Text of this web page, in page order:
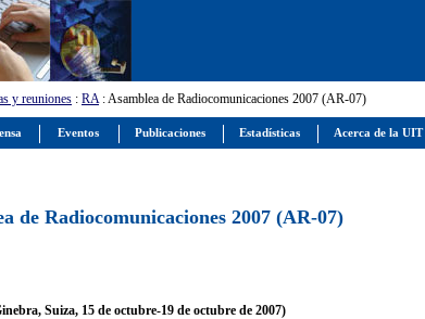
y reuniones : RA: Asamblea de Radiocomunicaciones 2007 (AR-07)
de Radiocomunicaciones 2007 (AR-07)
Suiza, 15 de octubre-19 de octubre de 2007)
Eventos Publicaciones Estadísticas Acerca de la UIT